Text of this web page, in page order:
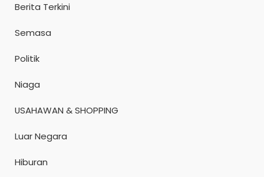
Berita Terkini
Semasa
Politik
Niaga
USAHAWAN & SHOPPING
Luar Negara
Hiburan